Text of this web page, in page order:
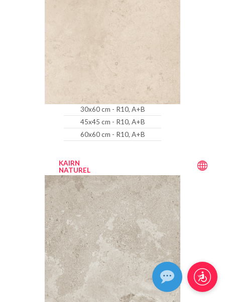
30x60 cm - R10, A+B
45x45 cm - R10, A+B
60x60 cm - R10, A+B
KAIRN
NATUREL